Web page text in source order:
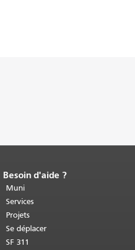
Fin du contenu de la page.
cette page se répète sur chaque page.
Retour au haut du contenu principal
Besoin d'aide ?
Muni
Services
Projets
Se déplacer
SF 311